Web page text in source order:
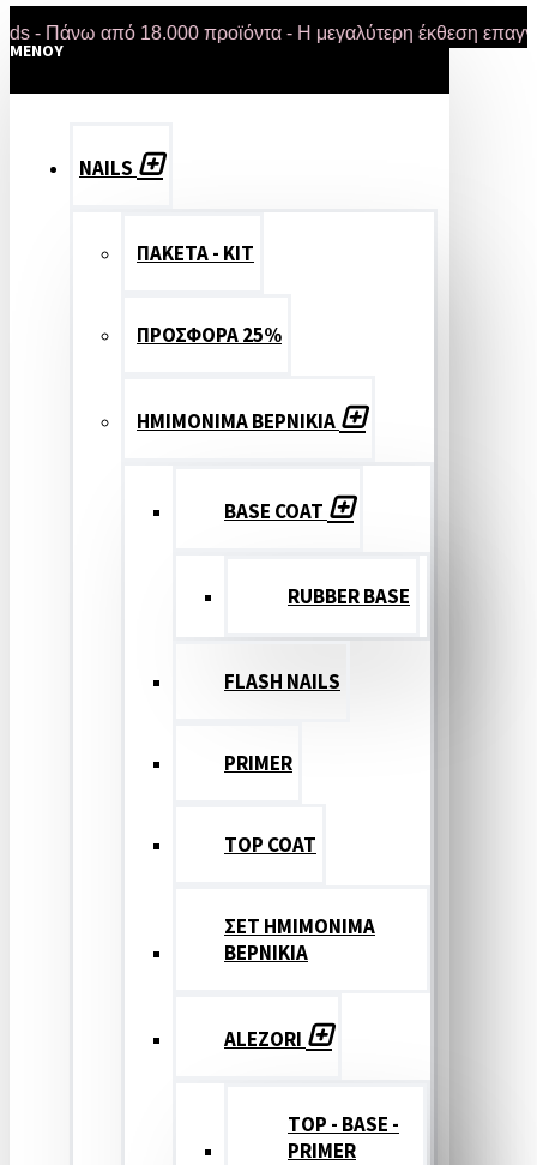
18.000 προϊόντα - Η μεγαλύτερη έκθεση
MENOY
NAILS
ΠΑΚΕΤΑ - ΚΙΤ
ΠΡΟΣΦΟΡΑ 25%
ΗΜΙΜΟΝΙΜΑ ΒΕΡΝΙΚΙΑ
BASE COAT
RUBBER BASE
FLASH NAILS
PRIMER
TOP COAT
ΣΕΤ ΗΜΙΜΟΝΙΜΑ
ΒΕΡΝΙΚΙΑ
ALEZORI
TOP - BASE -
PRIMER